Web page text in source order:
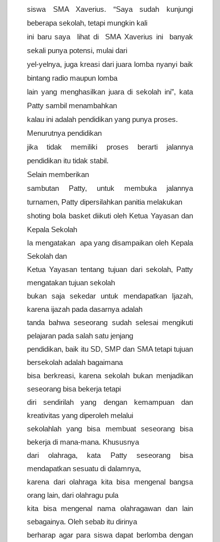
siswa SMA Xaverius. “Saya sudah kunjungi
beberapa sekolah, tetapi mungkin kali
ini baru saya lihat di SMA Xaverius ini banyak
sekali punya potensi, mulai dari
yel-yelnya, juga kreasi dari juara lomba nyanyi baik
bintang radio maupun lomba
lain yang menghasilkan juara di sekolah ini”, kata
Patty sambil menambahkan
kalau ini adalah pendidikan yang punya proses.
Menurutnya pendidikan
jika tidak memiliki proses berarti jalannya
pendidikan itu tidak stabil.
Selain memberikan
sambutan Patty, untuk membuka jalannya
turnamen, Patty dipersilahkan panitia melakukan
shoting bola basket diikuti oleh Ketua Yayasan dan
Kepala Sekolah
Ia mengatakan apa yang disampaikan oleh Kepala
Sekolah dan
Ketua Yayasan tentang tujuan dari sekolah, Patty
mengatakan tujuan sekolah
bukan saja sekedar untuk mendapatkan Ijazah,
karena ijazah pada dasarnya adalah
tanda bahwa seseorang sudah selesai mengikuti
pelajaran pada salah satu jenjang
pendidikan, baik itu SD, SMP dan SMA tetapi tujuan
bersekolah adalah bagaimana
bisa berkreasi, karena sekolah bukan menjadikan
seseorang bisa bekerja tetapi
diri sendirilah yang dengan kemampuan dan
kreativitas yang diperoleh melalui
sekolahlah yang bisa membuat seseorang bisa
bekerja di mana-mana. Khususnya
dari olahraga, kata Patty seseorang bisa
mendapatkan sesuatu di dalamnya,
karena dari olahraga kita bisa mengenal bangsa
orang lain, dari olahragu pula
kita bisa mengenal nama olahragawan dan lain
sebagainya. Oleh sebab itu dirinya
berharap agar para siswa dapat berlomba dengan